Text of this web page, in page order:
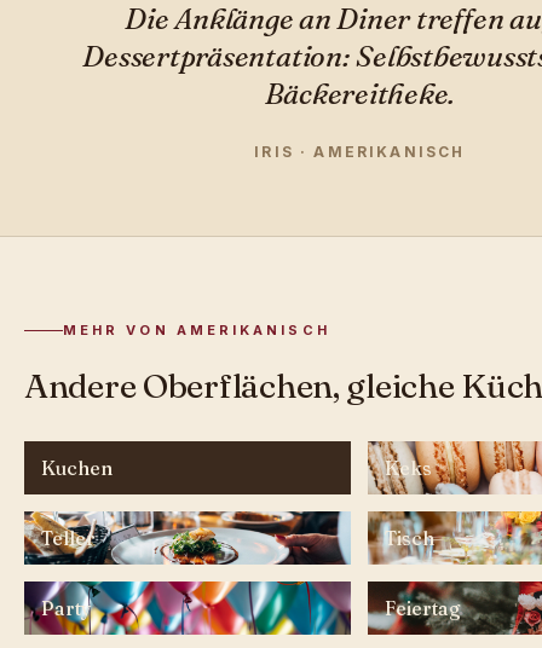
Die Anklänge an Diner treffen
Dessertpräsentation:
Bäckereitheke.
IRIS · AMERIKANISCH
MEHR VON AMERIKANISCH
Andere Oberflächen, gleiche
Kuchen Keks
Teller Tisch
Party Feiertag